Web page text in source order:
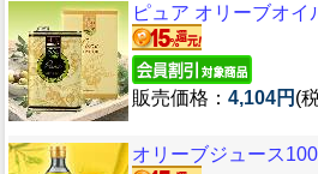
ピュア オリーブオイ
販売価格： 4,104円 (
オリーブジュース